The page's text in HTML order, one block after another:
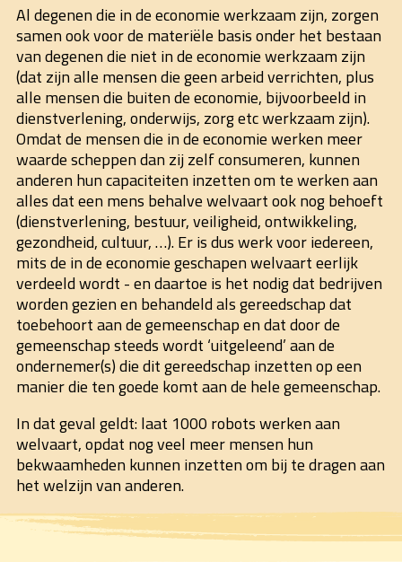
Al degenen die in de economie werkzaam zijn, zorgen
samen ook voor de materiële basis onder het bestaan
van degenen die niet in de economie werkzaam zijn
(dat zijn alle mensen die geen arbeid verrichten, plus
alle mensen die buiten de economie, bijvoorbeeld in
dienstverlening, onderwijs, zorg etc werkzaam zijn).
Omdat de mensen die in de economie werken meer
waarde scheppen dan zij zelf consumeren, kunnen
anderen hun capaciteiten inzetten om te werken aan
alles dat een mens behalve welvaart ook nog behoeft
(dienstverlening, bestuur, veiligheid, ontwikkeling,
gezondheid, cultuur, …). Er is dus werk voor iedereen,
mits de in de economie geschapen welvaart eerlijk
verdeeld wordt - en daartoe is het nodig dat bedrijven
worden gezien en behandeld als gereedschap dat
toebehoort aan de gemeenschap en dat door de
gemeenschap steeds wordt ‘uitgeleend’ aan de
ondernemer(s) die dit gereedschap inzetten op een
manier die ten goede komt aan de hele gemeenschap.
In dat geval geldt: laat 1000 robots werken aan
welvaart, opdat nog veel meer mensen hun
bekwaamheden kunnen inzetten om bij te dragen aan
het welzijn van anderen.